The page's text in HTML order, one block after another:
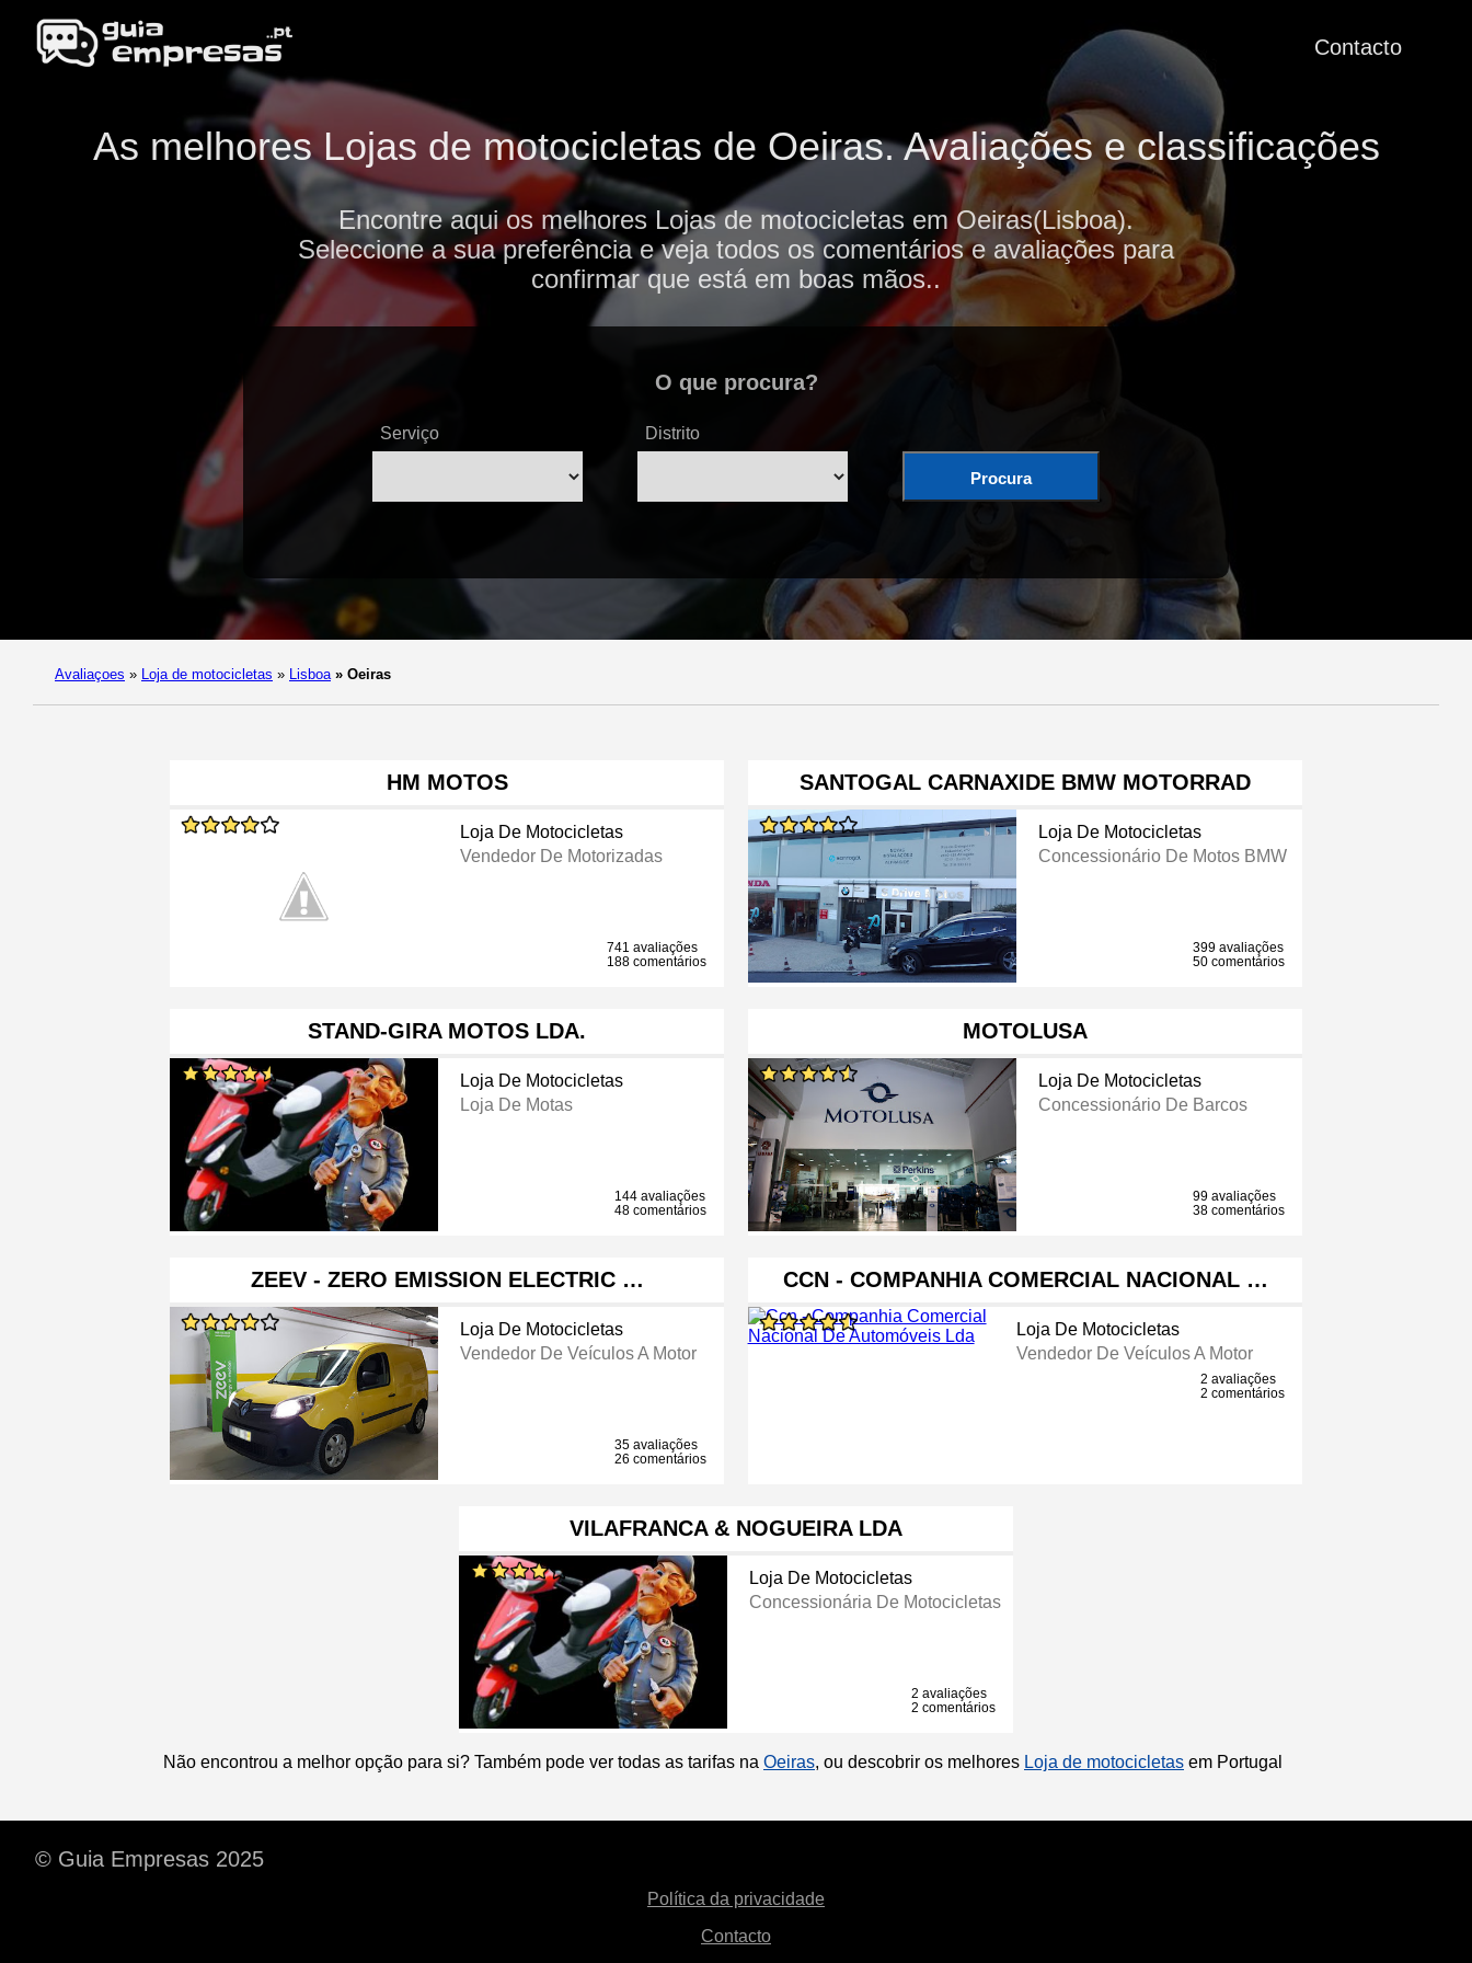
Contacto
As melhores Lojas de motocicletas de Oeiras. Avaliações e classificações
Encontre aqui os melhores Lojas de motocicletas em Oeiras(Lisboa).
Seleccione a sua preferência e veja todos os comentários e avaliações para
confirmar que está em boas mãos..
O que procura?
Serviço Distrito
Procura
Avaliaçoes » Loja de motocicletas » Lisboa » Oeiras
HM MOTOS
Loja De Motocicletas
Vendedor De Motorizadas
741 avaliações
188 comentários
SANTOGAL CARNAXIDE BMW MOTORRAD
Loja De Motocicletas
Concessionário De Motos BMW
399 avaliações
50 comentários
STAND-GIRA MOTOS LDA.
Loja De Motocicletas
Loja De Motas
144 avaliações
48 comentários
MOTOLUSA
Loja De Motocicletas
Concessionário De Barcos
99 avaliações
38 comentários
ZEEV - ZERO EMISSION ELECTRIC …
Loja De Motocicletas
Vendedor De Veículos A Motor
35 avaliações
26 comentários
CCN - COMPANHIA COMERCIAL NACIONAL …
Loja De Motocicletas
Vendedor De Veículos A Motor
2 avaliações
2 comentários
VILAFRANCA & NOGUEIRA LDA
Loja De Motocicletas
Concessionária De Motocicletas
2 avaliações
2 comentários
Não encontrou a melhor opção para si? Também pode ver todas as tarifas na Oeiras, ou descobrir os melhores Loja de motocicletas em Portugal
© Guia Empresas 2025
Política da privacidade
Contacto